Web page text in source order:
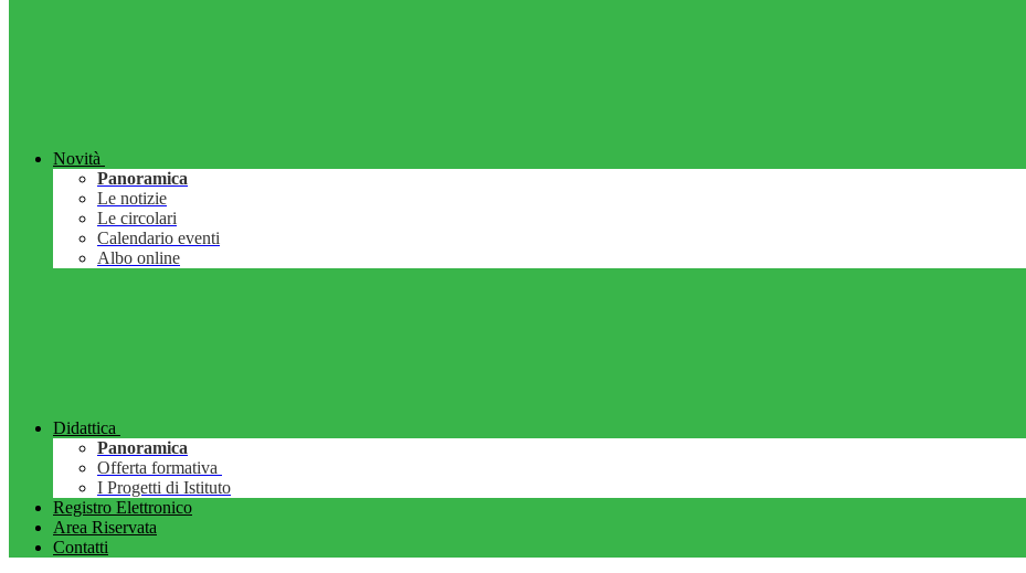
Novità
Panoramica
Le notizie
Le circolari
Calendario eventi
Albo online
Didattica
Panoramica
Offerta formativa
I Progetti di Istituto
Registro Elettronico
Area Riservata
Contatti